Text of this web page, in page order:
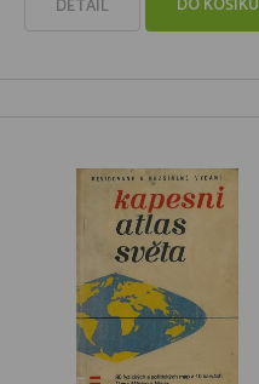
DETAIL DO KOŠÍKU